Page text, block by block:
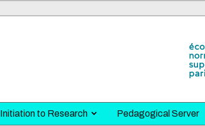
Initiation to Research Pedagogical Server